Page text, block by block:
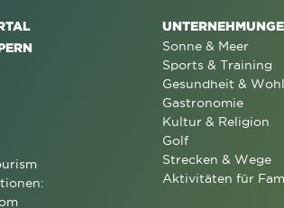
Sonne & Meer
Sports & Training
Gesundheit &
Gastronomie
Kultur & Religion
Golf
Strecken & Wege
Aktivitäten für